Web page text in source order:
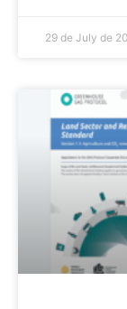
29 de July de